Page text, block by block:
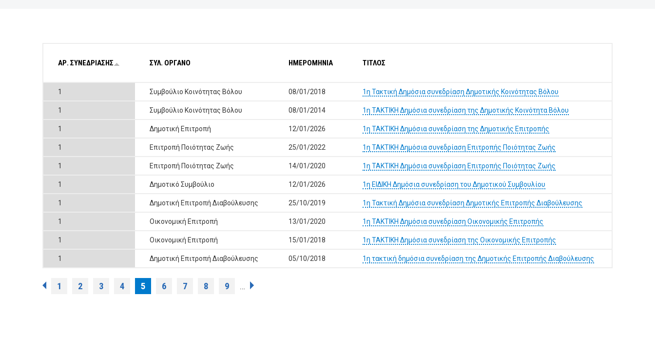
ΑΡ. ΣΥΝΕΔΡΙΑΣΗΣ ΣΥΛ. ΟΡΓΑΝΟ ΗΜΕΡΟΜΗΝΙΑ ΤΙΤΛΟΣ
1 Συμβούλιο Κοινότητας Βόλου 08/01/2018 1η Τακτική Δημόσια συνεδρίαση Δημοτικής Κοινότητας Βόλου
1 Συμβούλιο Κοινότητας Βόλου 08/01/2014 1η ΤΑΚΤΙΚΗ Δημόσια συνεδρίαση της Δημοτικής Κοινότητα Βόλου
1 Δημοτική Επιτροπή 12/01/2026 1η ΤΑΚΤΙΚΗ Δημόσια συνεδρίαση της Δημοτικής Επιτροπής
1 Επιτροπή Ποιότητας Ζωής 25/01/2022 1η ΤΑΚΤΙΚΗ Δημόσια συνεδρίαση Επιτροπής Ποιότητας Ζωής
1 Επιτροπή Ποιότητας Ζωής 14/01/2020 1η ΤΑΚΤΙΚΗ Δημόσια συνεδρίαση Επιτροπής Ποιότητας Ζωής
1 Δημοτικό Συμβούλιο 12/01/2026 1η ΕΙΔΙΚΗ Δημόσια συνεδρίαση του Δημοτικού Συμβουλίου
1 Δημοτική Επιτροπή Διαβούλευσης 25/10/2019 1η Τακτική Δημόσια συνεδρίαση Δημοτικής Επιτροπής Διαβούλευσης
1 Οικονομική Επιτροπή 13/01/2020 1η ΤΑΚΤΙΚΗ Δημόσια συνεδρίαση Οικονομικής Επιτροπής
1 Οικονομική Επιτροπή 15/01/2018 1η ΤΑΚΤΙΚΗ Δημόσια συνεδρίαση της Οικονομικής Επιτροπής
1 Δημοτική Επιτροπή Διαβούλευσης 05/10/2018 1η τακτική δημόσια συνεδρίαση της Δημοτικής Επιτροπής Διαβούλευσης
Pages
1 2 3 4 5 6 7 8 9 …